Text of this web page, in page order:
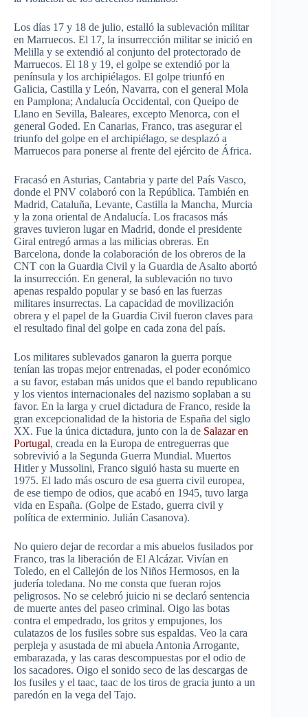
Los días 17 y 18 de julio, estalló la sublevación militar
en Marruecos. El 17, la insurrección militar se inició en
Melilla y se extendió al conjunto del protectorado de
Marruecos. El 18 y 19, el golpe se extendió por la
península y los archipiélagos. El golpe triunfó en
Galicia, Castilla y León, Navarra, con el general Mola
en Pamplona; Andalucía Occidental, con Queipo de
Llano en Sevilla, Baleares, excepto Menorca, con el
general Goded. En Canarias, Franco, tras asegurar el
triunfo del golpe en el archipiélago, se desplazó a
Marruecos para ponerse al frente del ejército de África.
Fracasó en Asturias, Cantabria y parte del País Vasco,
donde el PNV colaboró con la República. También en
Madrid, Cataluña, Levante, Castilla la Mancha, Murcia
y la zona oriental de Andalucía. Los fracasos más
graves tuvieron lugar en Madrid, donde el presidente
Giral entregó armas a las milicias obreras. En
Barcelona, donde la colaboración de los obreros de la
CNT con la Guardia Civil y la Guardia de Asalto abortó
la insurrección. En general, la sublevación no tuvo
apenas respaldo popular y se basó en las fuerzas
militares insurrectas. La capacidad de movilización
obrera y el papel de la Guardia Civil fueron claves para
el resultado final del golpe en cada zona del país.
Los militares sublevados ganaron la guerra porque
tenían las tropas mejor entrenadas, el poder económico
a su favor, estaban más unidos que el bando republicano
y los vientos internacionales del nazismo soplaban a su
favor. En la larga y cruel dictadura de Franco, reside la
gran excepcionalidad de la historia de España del siglo
XX. Fue la única dictadura, junto con la de Salazar en
Portugal, creada en la Europa de entreguerras que
sobrevivió a la Segunda Guerra Mundial. Muertos
Hitler y Mussolini, Franco siguió hasta su muerte en
1975. El lado más oscuro de esa guerra civil europea,
de ese tiempo de odios, que acabó en 1945, tuvo larga
vida en España. (Golpe de Estado, guerra civil y
política de exterminio. Julián Casanova).
No quiero dejar de recordar a mis abuelos fusilados por
Franco, tras la liberación de El Alcázar. Vivían en
Toledo, en el Callejón de los Niños Hermosos, en la
judería toledana. No me consta que fueran rojos
peligrosos. No se celebró juicio ni se declaró sentencia
de muerte antes del paseo criminal. Oigo las botas
contra el empedrado, los gritos y empujones, los
culatazos de los fusiles sobre sus espaldas. Veo la cara
perpleja y asustada de mi abuela Antonia Arrogante,
embarazada, y las caras descompuestas por el odio de
los sacadores. Oigo el sonido seco de las descargas de
los fusiles y el taac, taac de los tiros de gracia junto a un
paredón en la vega del Tajo.